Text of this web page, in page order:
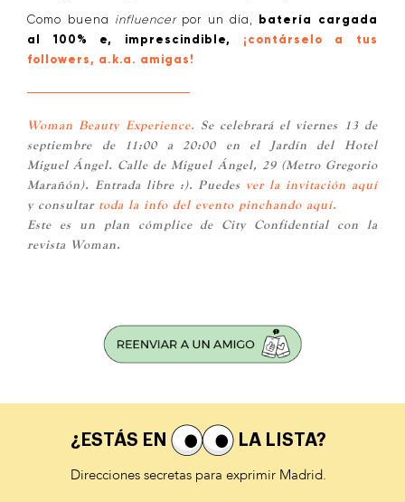
Como buena influencerpor un día,
batería cargada
al 100% e, imprescindible,
¡contárselo a tus
followers, a.k.a. amigas!
Woman Beauty Experience. Se celebrará el viernes 13 de
septiembre de 11:00 a 20:00 en el Jardín del Hotel
Miguel Ángel. Calle de Miguel Ángel, 29 (Metro Gregorio
Marañón). Entrada libre :). Puedes ver la invitación aquí
y consultar toda la info del evento pinchando aquí.
Este es un plan cómplice de City Confidential con la
revista Woman.
¿ESTÁS EN
LA LISTA?
Direcciones secretas para exprimir Madrid.